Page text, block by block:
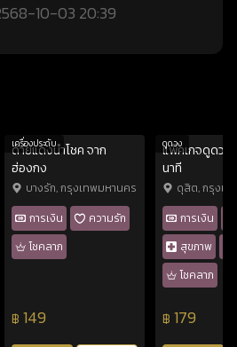
10-03 20:39
เครื่องประดับ
ด้ายแดงนำโชค จาก
ฮ่องกง
บางรัก, กรุงเทพมหานคร
การเงิน
ความรัก
โชคลาภ
฿ 149
ดูดวง
แพ็คเกจดูดวง
นาที
ดุสิต, กรุงเ
การเงิน
สุขภาพ
โชคลาภ
฿ 179